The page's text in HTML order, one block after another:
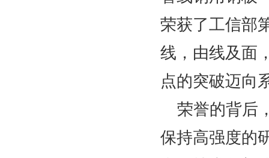
荣获了工信部
线，由线及面
点的突破迈向
荣誉的背后
保持高强度的